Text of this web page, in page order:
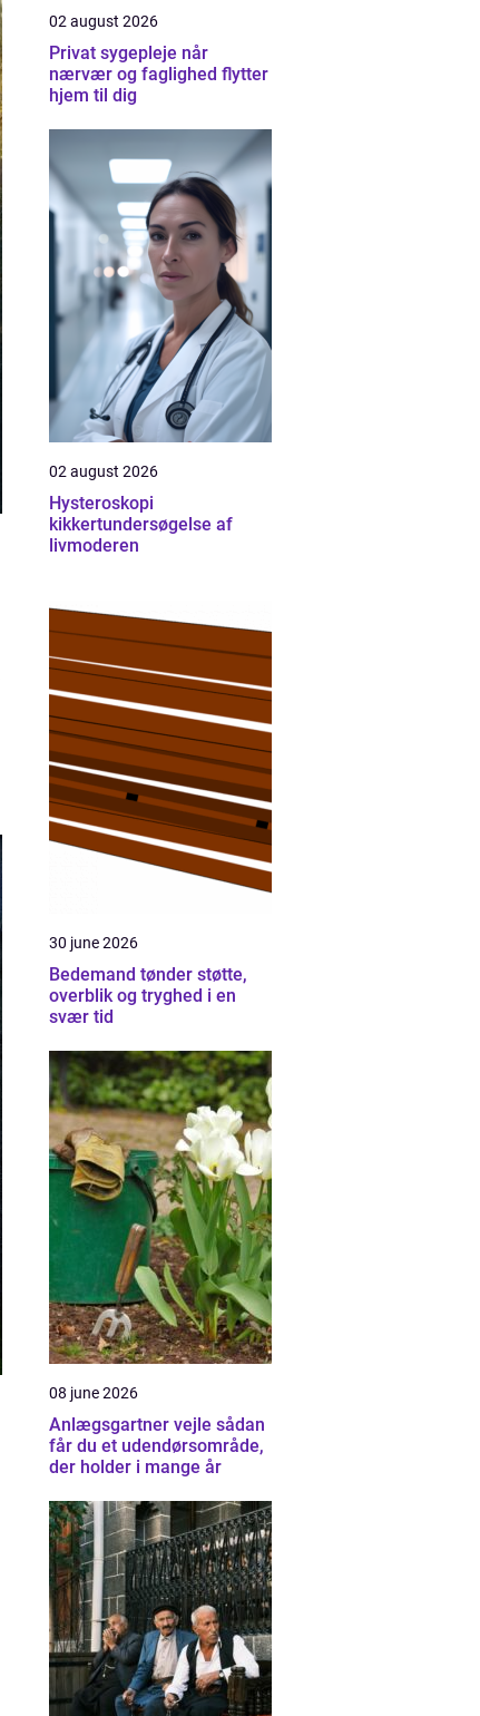
02 august 2026
Privat sygepleje når
nærvær og faglighed flytter
hjem til dig
02 august 2026
Hysteroskopi
kikkertundersøgelse af
livmoderen
30 june 2026
Bedemand tønder støtte,
overblik og tryghed i en
svær tid
08 june 2026
Anlægsgartner vejle sådan
får du et udendørsområde,
der holder i mange år